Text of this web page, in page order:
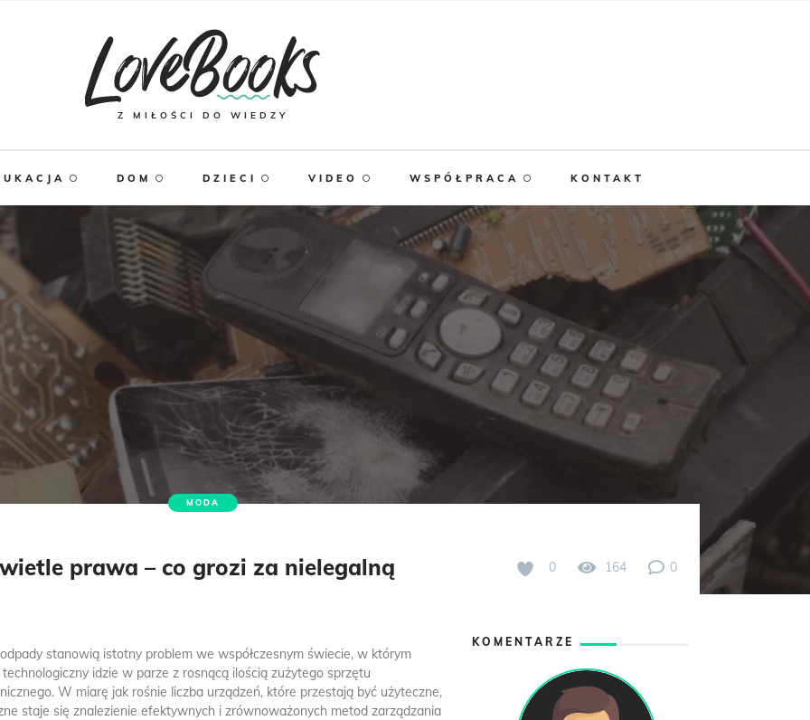
Z MIŁOŚCI DO WIEDZY
DOM DZIECI VIDEO WSPÓŁPRACA KONTAKT
MODA
prawa – co grozi za nielegalną
0 164 0
stanowią istotny problem we współczesnym świecie, w którym
idzie w parze z rosnącą ilością zużytego sprzętu
W miarę jak rośnie liczba urządzeń, które przestają być użyteczne,
staje się znalezienie efektywnych i zrównoważonych metod zarządzania
KOMENTARZE